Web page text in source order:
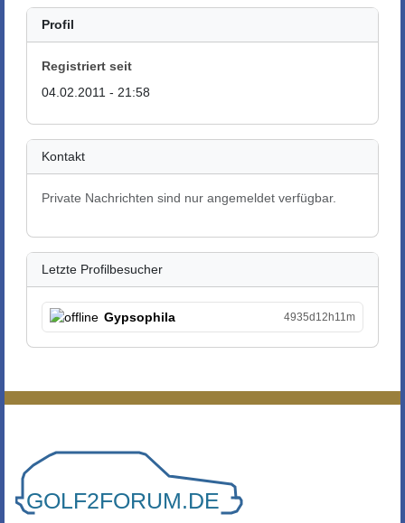
Profil
Registriert seit
04.02.2011 - 21:58
Kontakt
Private Nachrichten sind nur angemeldet verfügbar.
Letzte Profilbesucher
Gypsophila 4935d12h11m